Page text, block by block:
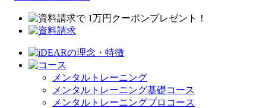
メンタルトレーニング
メンタルトレーニング基礎コース
メンタルトレーニングプロコース